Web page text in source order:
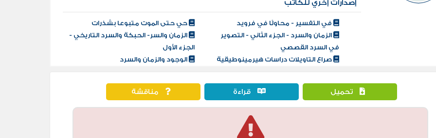
إصدارات إخري للكاتب
حي حتى الموت متبوعا بشذرات
في التفسير - محاولًا في فرويد
الزمان والسر- الحبكة والسرد التاريخي -
الجزء الأول
الزمان والسرد - الجزء الثاني - التصوير
في السرد القصصي
الوجود والزمان والسرد
صراع التاويلات دراسات هيرمينوطيقية
تحميل قراءة مناقشة